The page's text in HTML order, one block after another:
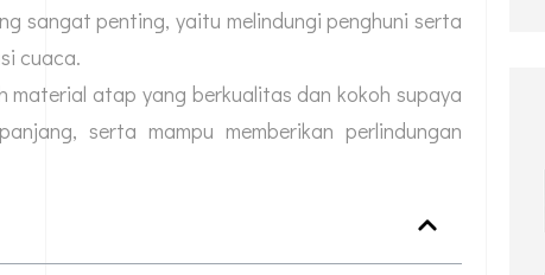
sangat penting, yaitu melindungi penghuni serta
cuaca.
material atap yang berkualitas dan kokoh supaya
serta mampu memberikan perlindungan